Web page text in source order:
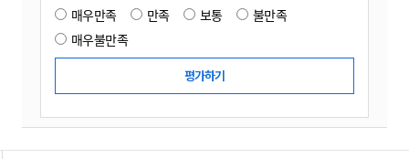
매우만족 만족 보통
불만족
매우불만족